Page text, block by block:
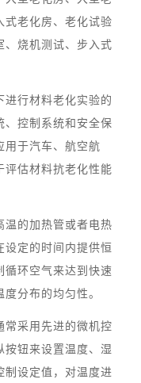
式老化房、老化试验
、烧机测试、步入式
进行材料老化实验的
、控制系统和安全保
用于汽车、航空航
评估材料抗老化性能
温的加热管或者电热
设定的时间内提供恒
循环空气来达到快速
分布的均匀性。
常采用先进的微机控
按钮来设置温度、湿
制设定值，对温度进